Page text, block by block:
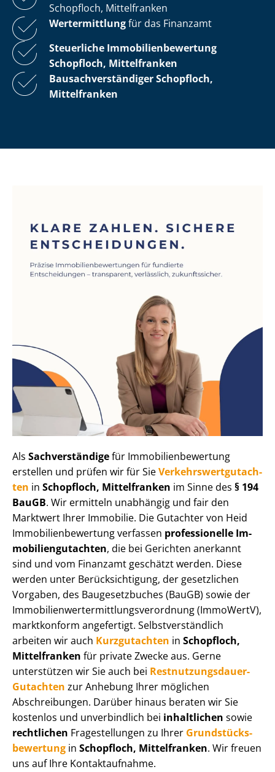
Schopfloch, Mittelfranken
Wertermittlungfür das Finanzamt
Steuerliche Im­mo­bi­li­en­be­wer­tung
Schopfloch, Mittelfranken
Bau­sach­ver­stän­di­ger Schopfloch,
Mittelfranken
Als Sachverständigefür Im­mo­bi­li­en­be­wer­tung
erstellen und prüfen wir für SieVer­kehrs­wert­gut­ach­
ten in Schopfloch, Mittelfranken im Sinne des § 194
BauGB. Wir ermitteln unabhängig und fair den
Marktwert Ihrer Immobilie. Die Gutachter von Heid
Im­mo­bi­li­en­be­wer­tung verfassen professionelle Im­
mo­bi­li­en­gut­ach­ten, die bei Gerichten anerkannt
sind und vom Finanzamt geschätzt werden. Diese
werden unter Be­rück­sich­ti­gung, der gesetzlichen
Vorgaben, des Baugesetzbuches (BauGB) sowie der
Im­mo­bi­li­en­wert­ermitt­lungs­ver­ord­nung (ImmoWertV),
marktkonform angefertigt. Selbst­ver­ständ­lich
arbeiten wir auch Kurzgutachten in Schopfloch,
Mittelfranken für private Zwecke aus. Gerne
unterstützen wir Sie auch bei Rest­nut­zungs­dau­er-
Gutachten zur Anhebung Ihrer möglichen
Abschreibungen. Darüber hinaus beraten wir Sie
kostenlos und unverbindlich bei inhaltlichen sowie
rechtlichen Fragestellungen zu Ihrer Grund­stücks­
be­wer­tung in Schopfloch, Mittelfranken. Wir freuen
uns auf Ihre Kontaktaufnahme.